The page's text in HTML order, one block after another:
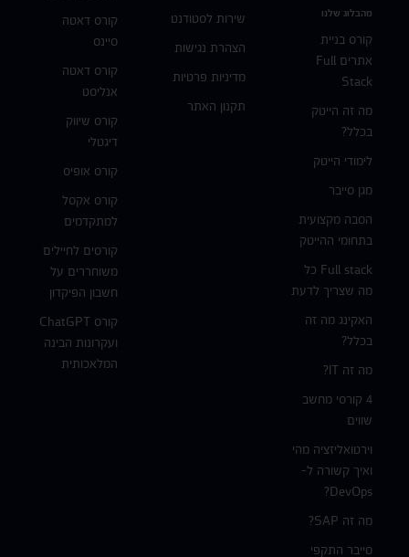
מהבלוג שלנו
קורס בניית
אתרים Full
Stack
מה זה הייטק
בכלל?
לימודי הייטק
מגן סייבר
הסבה מקצועית
בתחומי ההייטק
Full stack כל
מה שצריך לדעת
האקינג מה זה
בכלל?
מה זה IT?
4 קורסי מחשב
שווים
וירטואליזציה מהי
ואיך קשורה ל-
DevOps?
מה זה SAP?
סייבר התקפי
שירות לסטודנט
הצהרת נגישות
מדיניות פרטיות
תקנון האתר
קורס דאטה
סיינס
קורס דאטה
אנליסט
קורס שיווק
דיגטלי
קורס אופיס
קורס אקסל
למתקדמים
קורסים לחיילים
משוחררים על
חשבון הפיקדון
קורס ChatGPT
ועקרונות הבינה
המלאכותית